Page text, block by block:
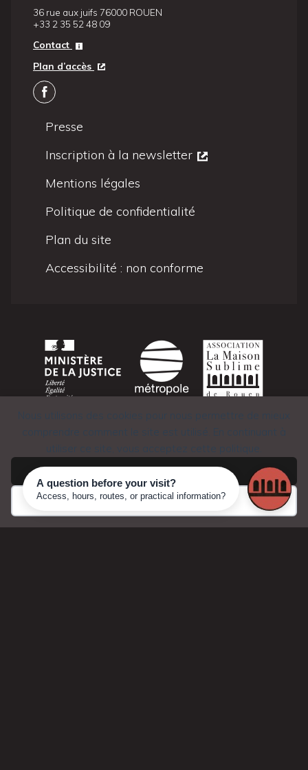
36 rue aux juifs 76000 ROUEN
+33 2 35 52 48 09
Contact
Plan d’accès
Presse
Inscription à la newsletter
Mentions légales
Politique de confidentialité
Plan du site
Accessibilité : non conforme
Nous utilisons des cookies pour nous permettre de mieux
comprendre comment le site est utilisé. En continuant à
utiliser ce site, vous acceptez cette politique.
Refuser